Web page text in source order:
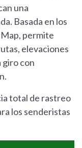
una
Basada en los
permite
elevaciones
giro con
total de rastreo
los senderistas